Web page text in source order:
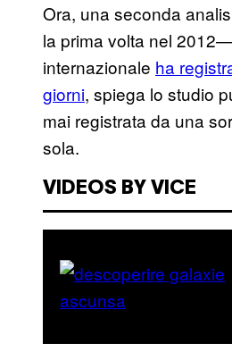
Ora, una seconda
la prima volta nel
internazionale ha
giorni, spiega lo studio
mai registrata da una
sola.
VIDEOS BY VICE